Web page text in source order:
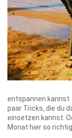
entspannen
paar Tricks, die du
einsetzen kannst.
Monat hier so